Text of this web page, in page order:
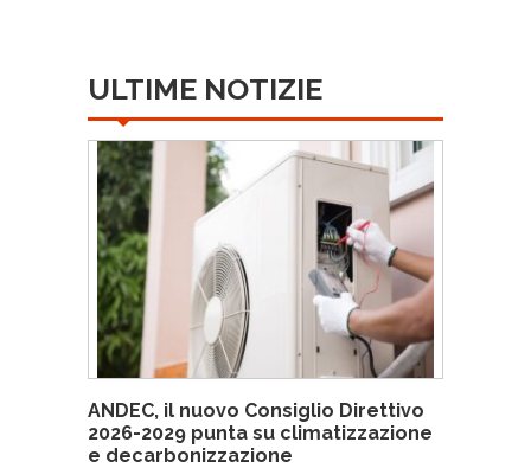
ULTIME NOTIZIE
ANDEC, il nuovo Consiglio Direttivo
2026-2029 punta su climatizzazione
e decarbonizzazione